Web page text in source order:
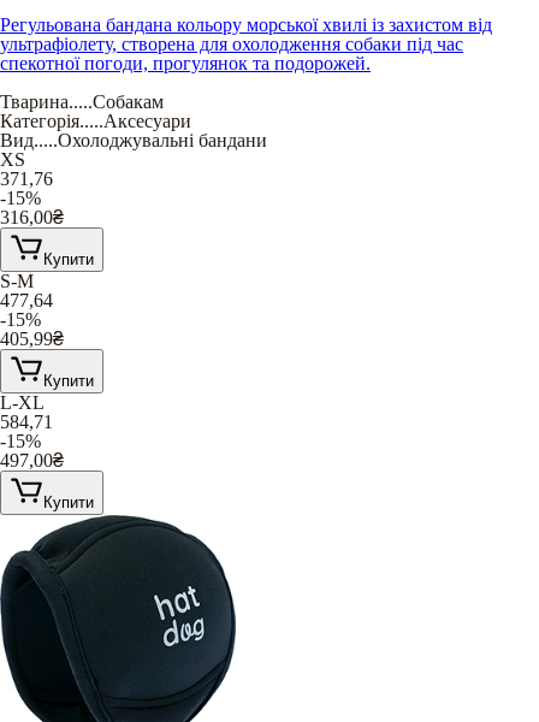
Регульована бандана кольору морської хвилі із захистом від
ультрафіолету, створена для охолодження собаки під час
спекотної погоди, прогулянок та подорожей.
Тварина.....Собакам
Категорія.....Аксесуари
Вид.....Охолоджувальні бандани
XS
371,76
-15%
316,00₴
Купити
S-M
477,64
-15%
405,99₴
Купити
L-XL
584,71
-15%
497,00₴
Купити